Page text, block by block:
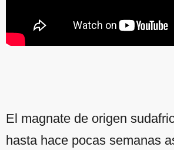
El magnate de origen
hasta hace pocas semanas